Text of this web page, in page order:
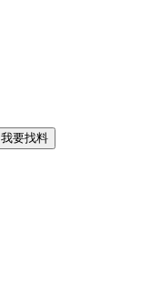
我要找料